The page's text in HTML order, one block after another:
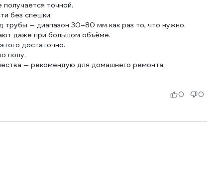
точной.
без спешки.
трубы — диапазон 30–80 мм как раз то, что нужно.
даже при большом объёме.
достаточно.
полу.
— рекомендую для домашнего ремонта.
0 0